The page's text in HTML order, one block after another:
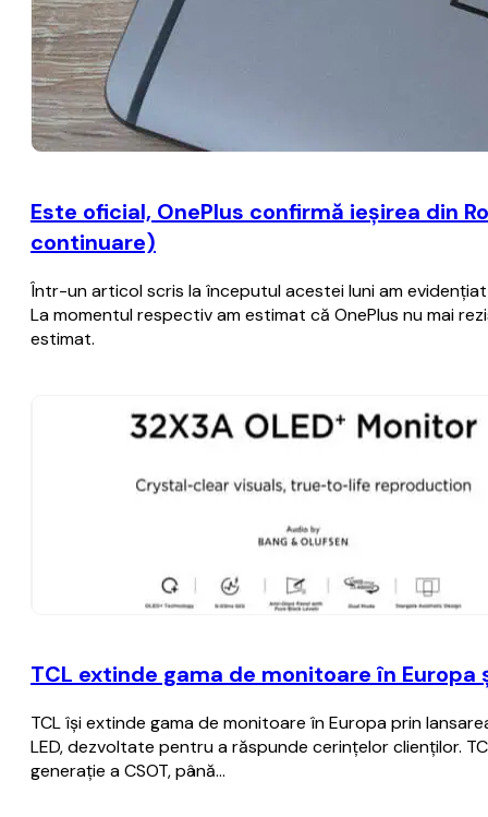
Este oficial, OnePlus confirmă ieşirea din
continuare)
Într-un articol scris la începutul acestei luni am
La momentul respectiv am estimat că OnePlus nu mai
estimat.
TCL extinde gama de monitoare în
TCL își extinde gama de monitoare în Europa prin
LED, dezvoltate pentru a răspunde cerințelor clienților.
generație a CSOT, până…